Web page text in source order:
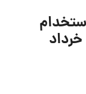
گروه آفاق خودرو موتور | ۲۶ خرداد